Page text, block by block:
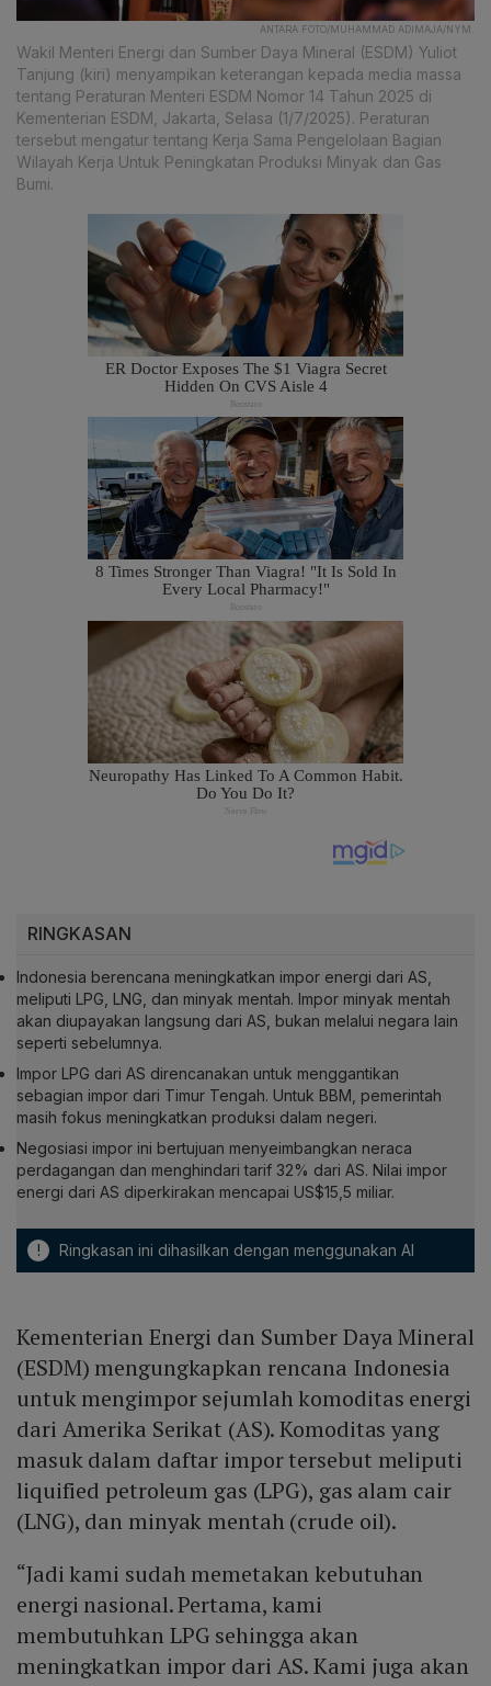
ANTARA FOTO/MUHAMMAD ADIMAJA/NYM.
Wakil Menteri Energi dan Sumber Daya Mineral (ESDM) Yuliot
Tanjung (kiri) menyampikan keterangan kepada media massa
tentang Peraturan Menteri ESDM Nomor 14 Tahun 2025 di
Kementerian ESDM, Jakarta, Selasa (1/7/2025). Peraturan
tersebut mengatur tentang Kerja Sama Pengelolaan Bagian
Wilayah Kerja Untuk Peningkatan Produksi Minyak dan Gas
Bumi.
RINGKASAN
Indonesia berencana meningkatkan impor energi dari AS,
meliputi LPG, LNG, dan minyak mentah. Impor minyak mentah
akan diupayakan langsung dari AS, bukan melalui negara lain
seperti sebelumnya.
Impor LPG dari AS direncanakan untuk menggantikan
sebagian impor dari Timur Tengah. Untuk BBM, pemerintah
masih fokus meningkatkan produksi dalam negeri.
Negosiasi impor ini bertujuan menyeimbangkan neraca
perdagangan dan menghindari tarif 32% dari AS. Nilai impor
energi dari AS diperkirakan mencapai US$15,5 miliar.
! Ringkasan ini dihasilkan dengan menggunakan AI
Kementerian Energi dan Sumber Daya Mineral
(ESDM) mengungkapkan rencana Indonesia
untuk mengimpor sejumlah komoditas energi
dari Amerika Serikat (AS). Komoditas yang
masuk dalam daftar impor tersebut meliputi
liquified petroleum gas (LPG), gas alam cair
(LNG), dan minyak mentah (crude oil).
“Jadi kami sudah memetakan kebutuhan
energi nasional. Pertama, kami
membutuhkan LPG sehingga akan
meningkatkan impor dari AS. Kami juga akan